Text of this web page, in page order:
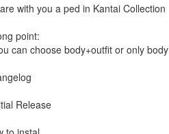
with you a ped in Kantai Collection
point:
can choose body+outfit or only body
Release